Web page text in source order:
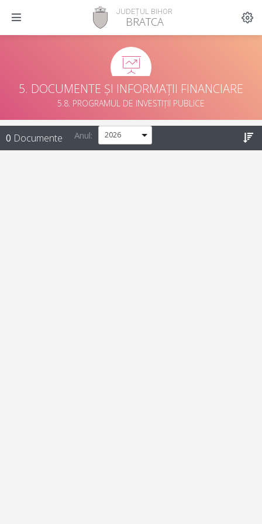
JUDEȚUL BIHOR
BRATCA
5. DOCUMENTE ȘI INFORMAȚII FINANCIARE
5.8. PROGRAMUL DE INVESTIȚII PUBLICE
0 Documente Anul: